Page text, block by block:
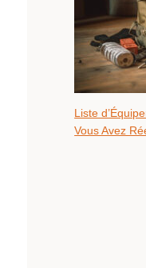
Liste
Vous Avez